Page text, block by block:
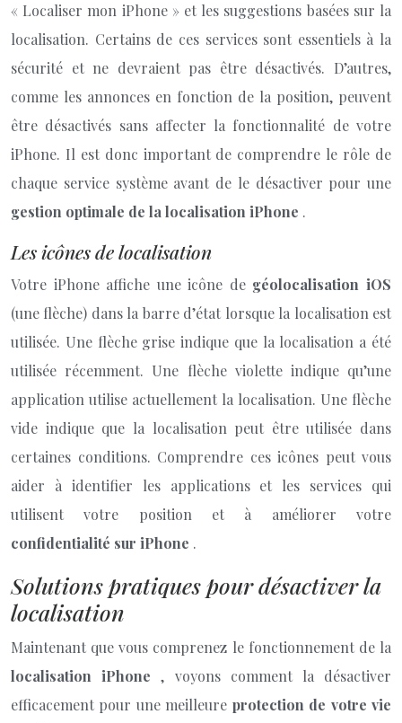
« Localiser mon iPhone » et les suggestions basées sur la
localisation. Certains de ces services sont essentiels à la
sécurité et ne devraient pas être désactivés. D’autres,
comme les annonces en fonction de la position, peuvent
être désactivés sans affecter la fonctionnalité de votre
iPhone. Il est donc important de comprendre le rôle de
chaque service système avant de le désactiver pour une
gestion optimale de la localisation iPhone .
Les icônes de localisation
Votre iPhone affiche une icône de géolocalisation iOS
(une flèche) dans la barre d’état lorsque la localisation est
utilisée. Une flèche grise indique que la localisation a été
utilisée récemment. Une flèche violette indique qu’une
application utilise actuellement la localisation. Une flèche
vide indique que la localisation peut être utilisée dans
certaines conditions. Comprendre ces icônes peut vous
aider à identifier les applications et les services qui
utilisent votre position et à améliorer votre
confidentialité sur iPhone .
Solutions pratiques pour désactiver la
localisation
Maintenant que vous comprenez le fonctionnement de la
localisation iPhone, voyons comment la désactiver
efficacement pour une meilleure protection de votre vie